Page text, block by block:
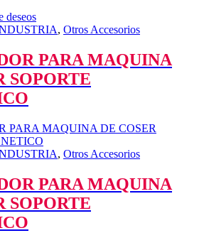
deseos
, Otros Accesorios
PARA MAQUINA
SOPORTE
, Otros Accesorios
PARA MAQUINA
SOPORTE